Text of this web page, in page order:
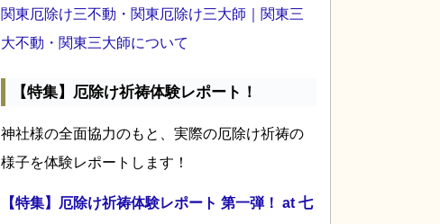
関東厄除け三不動・関東厄除け三大師｜関東三
大不動・関東三大師について
【特集】厄除け祈祷体験レポート！
神社様の全面協力のもと、実際の厄除け祈祷の
様子を体験レポートします！
【特集】厄除け祈祷体験レポート 第一弾！ at 七